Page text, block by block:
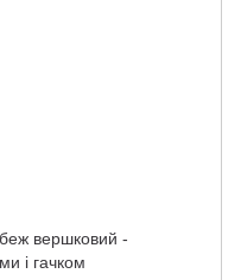
вершковий -
і гачком